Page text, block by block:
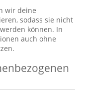
wir deine
sodass sie nicht
können. In
auch ohne